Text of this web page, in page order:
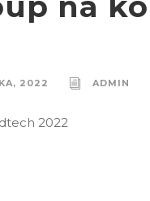
2022 ADMIN
2022